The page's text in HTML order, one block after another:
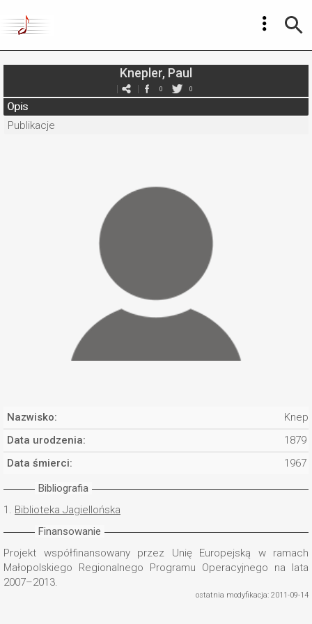
Knepler, Paul
0 0
Opis
Publikacje
Nazwisko:
Data urodzenia:
1879
Data śmierci:
1967
Bibliografia
1. Biblioteka Jagiellońska
Finansowanie
Projekt współfinansowany przez Unię Europejską w ramach
Małopolskiego Regionalnego Programu Operacyjnego na lata
2007–2013.
ostatnia modyfikacja: 2011-09-14